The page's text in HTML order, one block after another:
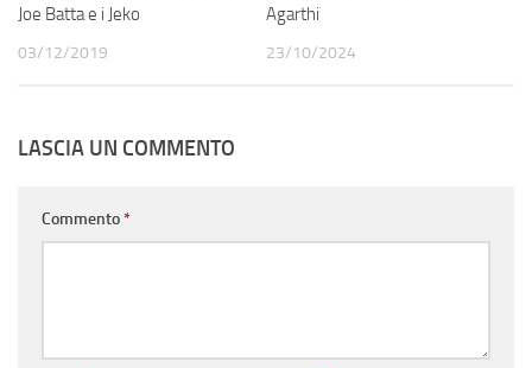
Joe Batta e i Jeko
03/12/2019
Agarthi
23/10/2024
LASCIA UN COMMENTO
Commento*